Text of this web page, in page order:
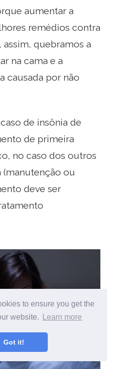
to ensure you get the
website.
Learn more
Got it!
aumentar a
remédios contra
quebramos a
na cama e a
causada por não
de insônia de
de primeira
no caso dos outros
ou
deve ser